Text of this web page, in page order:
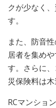
クが少なく
す。
また、防音
居者を集め
す。さらに
災保険料は木
RCマンショ